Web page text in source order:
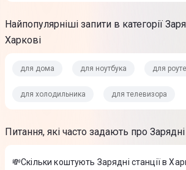
Найпопулярніші запити в категорії
Харкові
для дома для ноутбука для
для холодильника для телевизора
Питання, які часто задають про
💸Скільки коштують Зарядні станції в